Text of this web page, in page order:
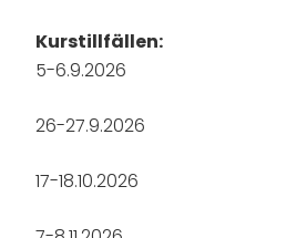
Kurstillfällen:
5-6.9.2026
26-27.9.2026
17-18.10.2026